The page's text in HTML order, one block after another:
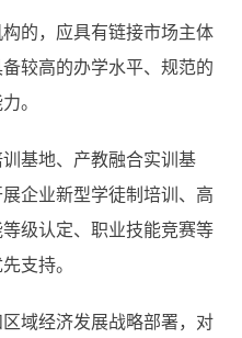
构的，应具有链接市场主体
较高的办学水平、规范的
。
训基地、产教融合实训基
企业新型学徒制培训、高
级认定、职业技能竞赛等
支持。
区域经济发展战略部署，对